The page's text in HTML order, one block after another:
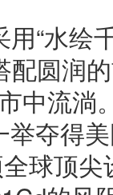
“水绘
圆润
中流淌
夺得
球顶